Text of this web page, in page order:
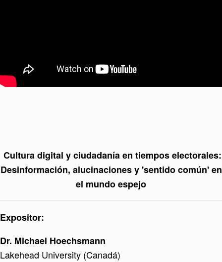
Cultura digital y ciudadanía en tiempos electorales:
Desinformación, alucinaciones y 'sentido común' en
el mundo espejo
Expositor:
Dr. Michael Hoechsmann
Lakehead University (Canadá)